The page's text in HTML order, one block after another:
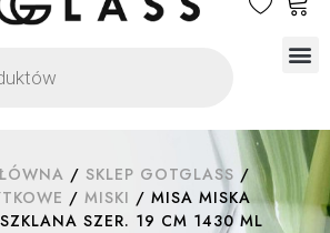
/ SKLEP GOTGLASS /
/ MISKI / MISA MISKA
SZER. 19 CM 1430 ML